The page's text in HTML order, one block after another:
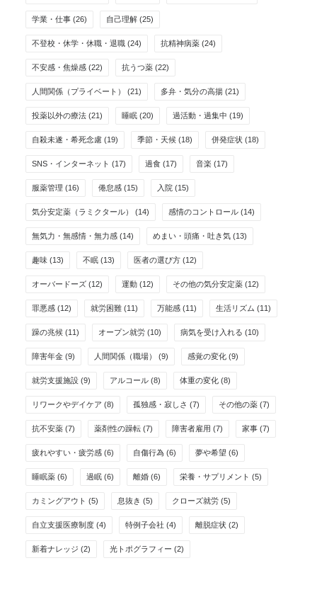
学業・仕事 (26) 自己理解 (25)
不登校・休学・休職・退職 (24) 抗精神病薬 (24)
不安感・焦燥感 (22) 抗うつ薬 (22)
人間関係（プライベート） (21) 多弁・気分の高揚 (21)
投薬以外の療法 (21) 睡眠 (20) 過活動・過集中 (19)
自殺未遂・希死念慮 (19) 季節・天候 (18) 併発症状 (18)
SNS・インターネット (17) 過食 (17) 音楽 (17)
服薬管理 (16) 倦怠感 (15) 入院 (15)
気分安定薬（ラミクタール） (14) 感情のコントロール (14)
無気力・無感情・無力感 (14) めまい・頭痛・吐き気 (13)
趣味 (13) 不眠 (13) 医者の選び方 (12)
オーバードーズ (12) 運動 (12) その他の気分安定薬 (12)
罪悪感 (12) 就労困難 (11) 万能感 (11) 生活リズム (11)
躁の兆候 (11) オープン就労 (10) 病気を受け入れる (10)
障害年金 (9) 人間関係（職場） (9) 感覚の変化 (9)
就労支援施設 (9) アルコール (8) 体重の変化 (8)
リワークやデイケア (8) 孤独感・寂しさ (7) その他の薬 (7)
抗不安薬 (7) 薬剤性の躁転 (7) 障害者雇用 (7) 家事 (7)
疲れやすい・疲労感 (6) 自傷行為 (6) 夢や希望 (6)
睡眠薬 (6) 過眠 (6) 離婚 (6) 栄養・サプリメント (5)
カミングアウト (5) 息抜き (5) クローズ就労 (5)
自立支援医療制度 (4) 特例子会社 (4) 離脱症状 (2)
新着ナレッジ (2) 光トポグラフィー (2)